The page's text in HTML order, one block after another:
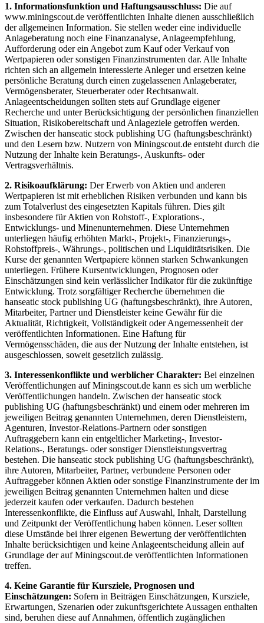
1. Informationsfunktion und Haftungsausschluss: Die auf
www.miningscout.de veröffentlichten Inhalte dienen ausschließlich
der allgemeinen Information. Sie stellen weder eine individuelle
Anlageberatung noch eine Finanzanalyse, Anlageempfehlung,
Aufforderung oder ein Angebot zum Kauf oder Verkauf von
Wertpapieren oder sonstigen Finanzinstrumenten dar. Alle Inhalte
richten sich an allgemein interessierte Anleger und ersetzen keine
persönliche Beratung durch einen zugelassenen Anlageberater,
Vermögensberater, Steuerberater oder Rechtsanwalt.
Anlageentscheidungen sollten stets auf Grundlage eigener
Recherche und unter Berücksichtigung der persönlichen finanziellen
Situation, Risikobereitschaft und Anlageziele getroffen werden.
Zwischen der hanseatic stock publishing UG (haftungsbeschränkt)
und den Lesern bzw. Nutzern von Miningscout.de entsteht durch die
Nutzung der Inhalte kein Beratungs-, Auskunfts- oder
Vertragsverhältnis.
2. Risikoaufklärung: Der Erwerb von Aktien und anderen
Wertpapieren ist mit erheblichen Risiken verbunden und kann bis
zum Totalverlust des eingesetzten Kapitals führen. Dies gilt
insbesondere für Aktien von Rohstoff-, Explorations-,
Entwicklungs- und Minenunternehmen. Diese Unternehmen
unterliegen häufig erhöhten Markt-, Projekt-, Finanzierungs-,
Rohstoffpreis-, Währungs-, politischen und Liquiditätsrisiken. Die
Kurse der genannten Wertpapiere können starken Schwankungen
unterliegen. Frühere Kursentwicklungen, Prognosen oder
Einschätzungen sind kein verlässlicher Indikator für die zukünftige
Entwicklung. Trotz sorgfältiger Recherche übernehmen die
hanseatic stock publishing UG (haftungsbeschränkt), ihre Autoren,
Mitarbeiter, Partner und Dienstleister keine Gewähr für die
Aktualität, Richtigkeit, Vollständigkeit oder Angemessenheit der
veröffentlichten Informationen. Eine Haftung für
Vermögensschäden, die aus der Nutzung der Inhalte entstehen, ist
ausgeschlossen, soweit gesetzlich zulässig.
3. Interessenkonflikte und werblicher Charakter: Bei einzelnen
Veröffentlichungen auf Miningscout.de kann es sich um werbliche
Veröffentlichungen handeln. Zwischen der hanseatic stock
publishing UG (haftungsbeschränkt) und einem oder mehreren im
jeweiligen Beitrag genannten Unternehmen, deren Dienstleistern,
Agenturen, Investor-Relations-Partnern oder sonstigen
Auftraggebern kann ein entgeltlicher Marketing-, Investor-
Relations-, Beratungs- oder sonstiger Dienstleistungsvertrag
bestehen. Die hanseatic stock publishing UG (haftungsbeschränkt),
ihre Autoren, Mitarbeiter, Partner, verbundene Personen oder
Auftraggeber können Aktien oder sonstige Finanzinstrumente der im
jeweiligen Beitrag genannten Unternehmen halten und diese
jederzeit kaufen oder verkaufen. Dadurch bestehen
Interessenkonflikte, die Einfluss auf Auswahl, Inhalt, Darstellung
und Zeitpunkt der Veröffentlichung haben können. Leser sollten
diese Umstände bei ihrer eigenen Bewertung der veröffentlichten
Inhalte berücksichtigen und keine Anlageentscheidung allein auf
Grundlage der auf Miningscout.de veröffentlichten Informationen
treffen.
4. Keine Garantie für Kursziele, Prognosen und
Einschätzungen: Sofern in Beiträgen Einschätzungen, Kursziele,
Erwartungen, Szenarien oder zukunftsgerichtete Aussagen enthalten
sind, beruhen diese auf Annahmen, öffentlich zugänglichen